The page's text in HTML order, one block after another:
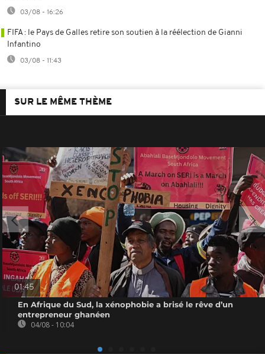
03/08 - 16:26
FIFA : le Pays de Galles retire son soutien à la réélection de Gianni
Infantino
03/08 - 11:43
SUR LE MÊME THÈME
01:45
En Afrique du Sud, la xénophobie a brisé le rêve d’un
entrepreneur ghanéen
04/08 - 10:04